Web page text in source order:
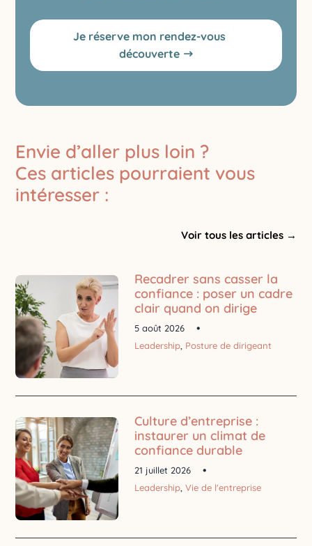
Je réserve mon rendez-vous
découverte
Envie d’aller plus loin ?
Ces articles pourraient vous
intéresser :
Voir tous les articles →
Recadrer sans casser la
confiance : poser un cadre
clair quand on dirige
5 août 2026
Leadership, Posture de dirigeant
Culture d’entreprise :
instaurer un climat de
confiance durable
21 juillet 2026
Leadership, Vie de l'entreprise